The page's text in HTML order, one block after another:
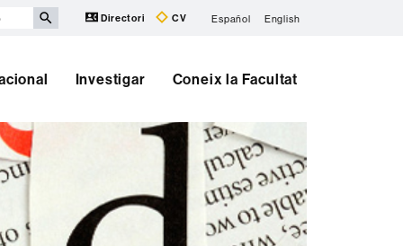
Directori CV Español English
Investigar Coneix la Facultat